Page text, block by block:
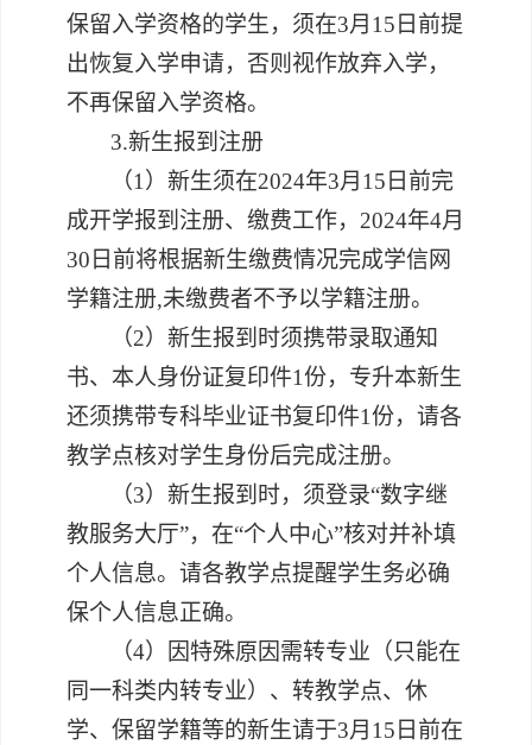
保留入学资格的学生， 须在3月 15 日前提
出恢复入学申请，否则视作放弃入学，
不再保留入学资格。
3.新生报到注册
（1）新生须在2024年3月 15 日前完
成开学报到注册、缴费工作， 2024年4月
30 日前将根据新生缴费情况完成学信网
学籍注册,未缴费者不予以学籍注册。
（2） 新生报到时须携带录取通知
书、本人身份证复印件1份，专升本新生
还须携带专科毕业证书复印件1份， 请各
教学点核对学生身份后完成注册。
（3） 新生报到时， 须登录“数字继
教服务大厅”，在“个人中心”核对并补填
个人信息。 请各教学点提醒学生务必确
保个人信息正确。
（4）因特殊原因需转专业 （只能在
同一科类内转专业）、转教学点、休
学、保留学籍等的新生请于3月15日前在